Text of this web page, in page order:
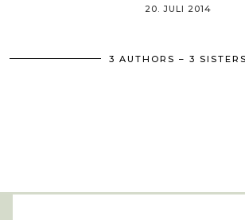
20. JULI 2014
3 AUTHORS – 3 SISTERS